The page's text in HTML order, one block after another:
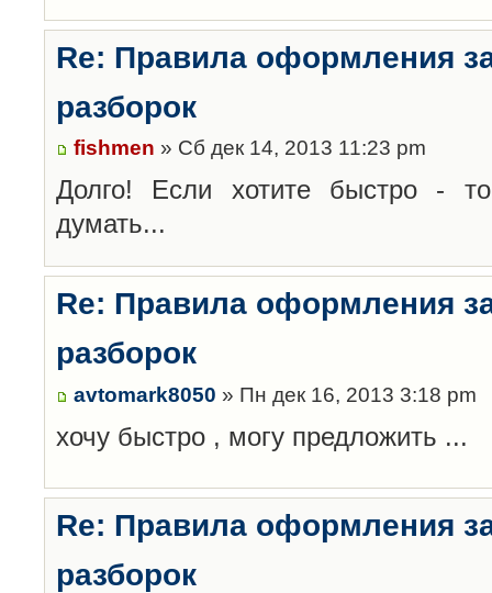
Re: Правила оформления
разборок
fishmen » Сб дек 14, 2013 11:23 pm
Долго! Если хотите быстро -
думать...
Re: Правила оформления
разборок
avtomark8050 » Пн дек 16, 2013 3:18 pm
хочу быстро , могу предложить ...
Re: Правила оформления
разборок